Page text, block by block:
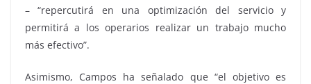
– “repercutirá en una optimización del servicio y
permitirá a los operarios realizar un trabajo mucho
más efectivo”.
Asimismo, Campos ha señalado que “el objetivo es